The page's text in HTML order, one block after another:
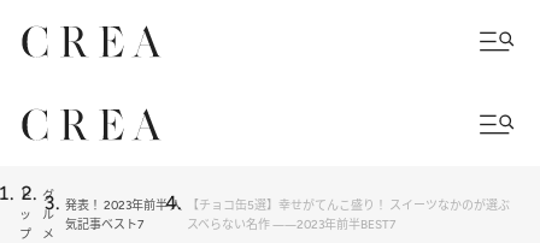
ト
ッ
プ
グ
ル
メ
発表！ 2023年前半 人
気記事ベスト7
【チョコ缶5選】幸せがてんこ盛り！ スイーツなかのが選ぶ
スベらない名作 ――2023年前半BEST7